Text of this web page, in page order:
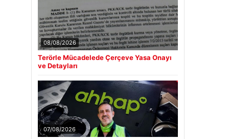
08/08/2026
Terörle Mücadelede Çerçeve Yasa Onayı
ve Detayları
07/08/2026